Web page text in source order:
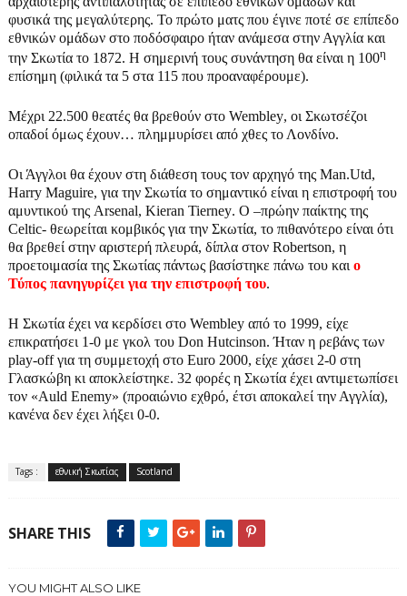
φυσικά της μεγαλύτερης. Το πρώτο ματς που έγινε ποτέ σε επίπεδο
εθνικών ομάδων στο ποδόσφαιρο ήταν ανάμεσα στην Αγγλία και
την Σκωτία το 1872. Η σημερινή τους συνάντηση θα είναι η 100η
επίσημη (φιλικά τα 5 στα 115 που προαναφέρουμε).
Μέχρι 22.500 θεατές θα βρεθούν στο Wembley, οι Σκωτσέζοι
οπαδοί όμως έχουν… πλημμυρίσει από χθες το Λονδίνο.
Οι Άγγλοι θα έχουν στη διάθεση τους τον αρχηγό της Man.Utd,
Harry Maguire, για την Σκωτία το σημαντικό είναι η επιστροφή του
αμυντικού της Arsenal, Kieran Tierney. Ο –πρώην παίκτης της
Celtic- θεωρείται κομβικός για την Σκωτία, το πιθανότερο είναι ότι
θα βρεθεί στην αριστερή πλευρά, δίπλα στον Robertson, η
προετοιμασία της Σκωτίας πάντως βασίστηκε πάνω του και ο
Τύπος πανηγυρίζει για την επιστροφή του.
Η Σκωτία έχει να κερδίσει στο Wembleyαπό το 1999, είχε
επικρατήσει 1-0 με γκολ του Don Hutcinson. Ήταν η ρεβάνς των
play-offγια τη συμμετοχή στο Euro2000, είχε χάσει 2-0 στη
Γλασκώβη κι αποκλείστηκε. 32 φορές η Σκωτία έχει αντιμετωπίσει
τον «Auld Enemy» (προαιώνιο εχθρό, έτσι αποκαλεί την Αγγλία),
κανένα δεν έχει λήξει 0-0.
Tags : εθνική Σκωτίας Scotland
SHARE THIS
YOU MIGHT ALSO LIKE